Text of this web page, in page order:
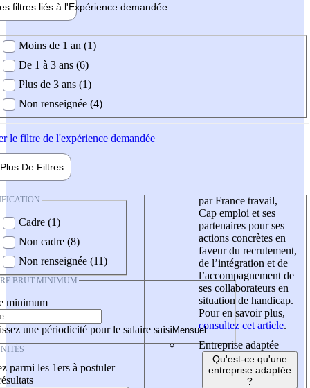
filtres liés à l'Expérience demandée
demandée
Moins de 1 an (1)
De 1 à 3 ans (6)
Plus de 3 ans (1)
Non renseignée (4)
le filtre de l'expérience demandée
Plus De Filtres
Cadre (1)
Non cadre (8)
Non renseignée (11)
BRUT MINIMUM
minimum
une périodicité pour le salaire saisi
parmi les 1ers à postuler
par France travail,
Cap emploi et ses
partenaires pour ses
actions concrètes en
faveur du recrutement,
de l’intégration et de
l’accompagnement de
ses collaborateurs en
situation de handicap.
Pour en savoir plus,
consultez cet article.
Entreprise adaptée
Qu'est-ce qu'une
entreprise adaptée
?